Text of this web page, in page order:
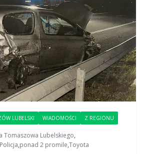
LUBELSKI WIADOMOŚCI Z REGIONU
Tomaszowa Lubelskiego,
Policja,ponad 2 promile,Toyota